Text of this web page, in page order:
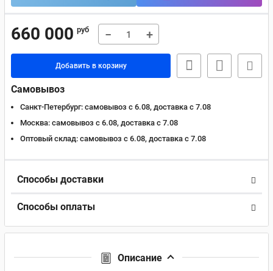
660 000 руб − +
Добавить в корзину
Самовывоз
Санкт-Петербург: самовывоз с 6.08, доставка c 7.08
Москва: самовывоз с 6.08, доставка c 7.08
Оптовый склад: самовывоз с 6.08, доставка c 7.08
Способы доставки
Способы оплаты
Описание